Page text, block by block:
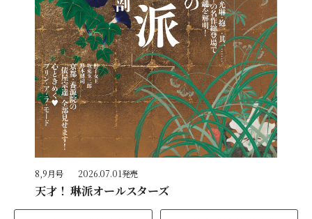
8,9月号 2026.07.01発売
天才！ 琳派オールスターズ